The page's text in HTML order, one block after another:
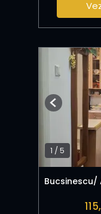
1 /5
Previous